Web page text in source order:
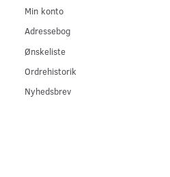
Min konto
Adressebog
Ønskeliste
Ordrehistorik
Nyhedsbrev